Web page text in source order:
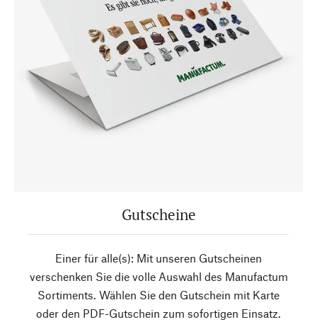
Gutscheine
Einer für alle(s): Mit unseren Gutscheinen
verschenken Sie die volle Auswahl des Manufactum
Sortiments. Wählen Sie den Gutschein mit Karte
oder den PDF-Gutschein zum sofortigen Einsatz.